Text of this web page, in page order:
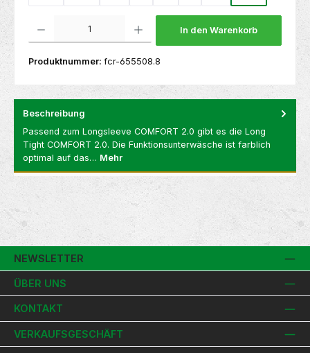
In den Warenkorb
Produktnummer: fcr-655508.8
Beschreibung
Passend zum Longsleeve COMFORT 2.0 gibt es die Long
Tight COMFORT 2.0. Die Funktionsunterwäsche ist farblich
optimal auf das… Mehr
NEWSLETTER
ÜBER UNS
KONTAKT
VERKAUFSGESCHÄFT